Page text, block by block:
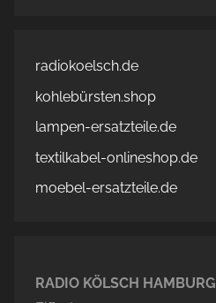
radiokoelsch.de
kohlebürsten.shop
lampen-ersatzteile.de
textilkabel-onlineshop.de
moebel-ersatzteile.de
RADIO KÖLSCH HAMBURG